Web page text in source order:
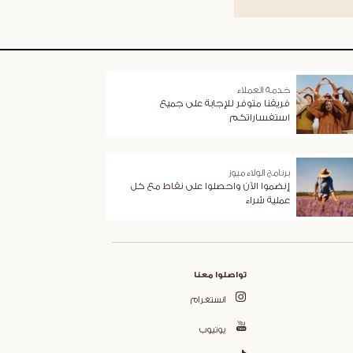
خدمة العملاء
فريقنا متوفر للإجابة على جميع
استفساراتكم
برنامج الولاء ميوز
إنضموا الآن واحصلوا على نقاط مع كل
عملية شراء
تواصلوا معنا
انستغرام
يوتيوب